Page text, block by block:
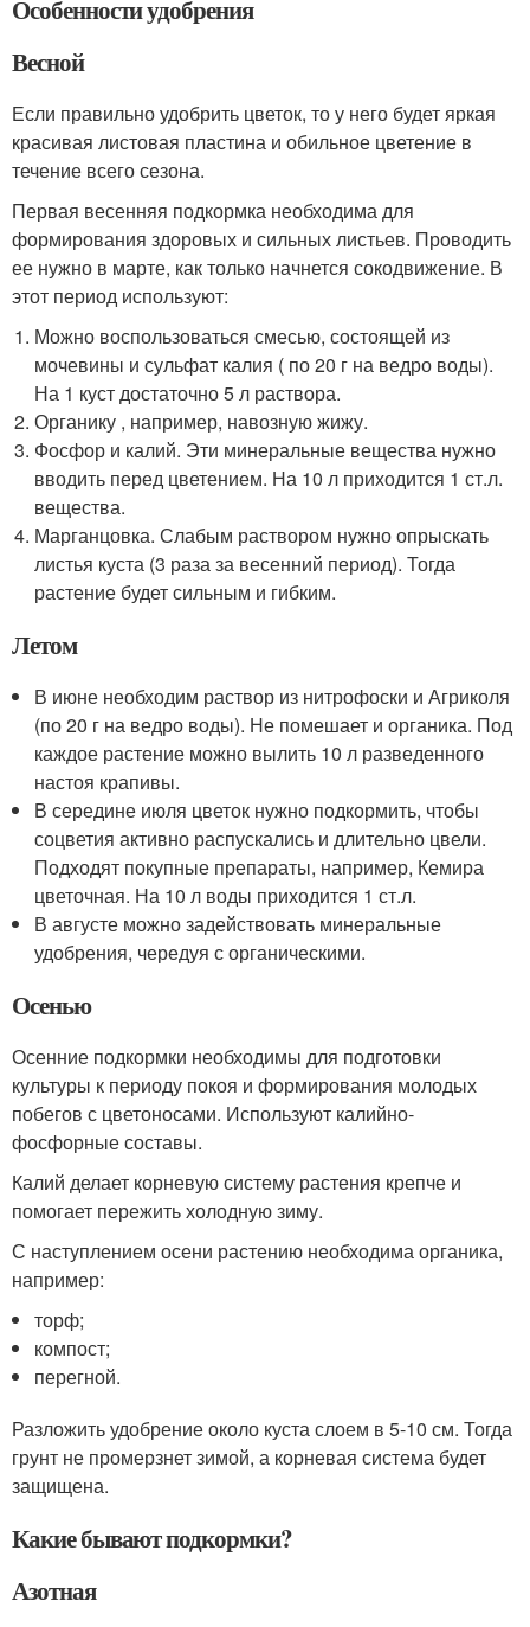
Особенности удобрения
Весной
Если правильно удобрить цветок, то у него будет яркая
красивая листовая пластина и обильное цветение в
течение всего сезона.
Первая весенняя подкормка необходима для
формирования здоровых и сильных листьев. Проводить
ее нужно в марте, как только начнется сокодвижение. В
этот период используют:
Можно воспользоваться смесью, состоящей из
мочевины и сульфат калия ( по 20 г на ведро воды).
На 1 куст достаточно 5 л раствора.
Органику , например, навозную жижу.
Фосфор и калий. Эти минеральные вещества нужно
вводить перед цветением. На 10 л приходится 1 ст.л.
вещества.
Марганцовка. Слабым раствором нужно опрыскать
листья куста (3 раза за весенний период). Тогда
растение будет сильным и гибким.
Летом
В июне необходим раствор из нитрофоски и Агриколя
(по 20 г на ведро воды). Не помешает и органика. Под
каждое растение можно вылить 10 л разведенного
настоя крапивы.
В середине июля цветок нужно подкормить, чтобы
соцветия активно распускались и длительно цвели.
Подходят покупные препараты, например, Кемира
цветочная. На 10 л воды приходится 1 ст.л.
В августе можно задействовать минеральные
удобрения, чередуя с органическими.
Осенью
Осенние подкормки необходимы для подготовки
культуры к периоду покоя и формирования молодых
побегов с цветоносами. Используют калийно-
фосфорные составы.
Калий делает корневую систему растения крепче и
помогает пережить холодную зиму.
С наступлением осени растению необходима органика,
например:
торф;
компост;
перегной.
Разложить удобрение около куста слоем в 5-10 см. Тогда
грунт не промерзнет зимой, а корневая система будет
защищена.
Какие бывают подкормки?
Азотная